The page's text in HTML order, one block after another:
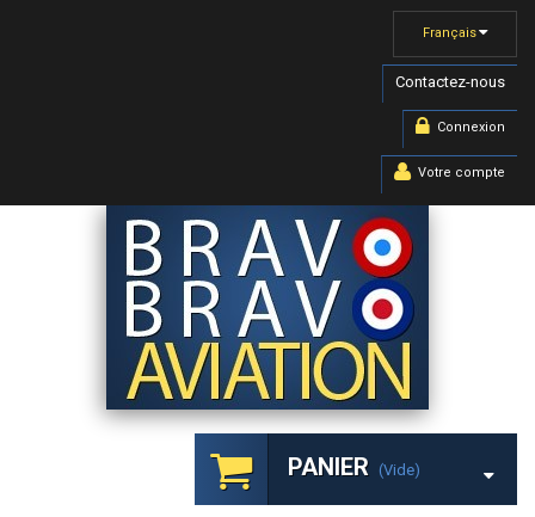
Français
Contactez-nous
Connexion
Votre compte
PANIER (vide)